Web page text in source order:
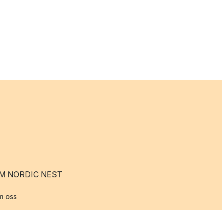
NORDIC NEST
oss